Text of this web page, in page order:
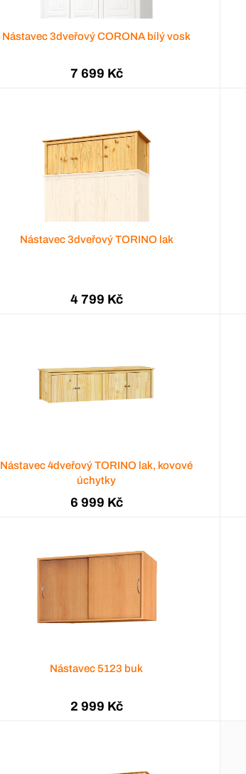
Nástavec 3dveřový CORONA bílý vosk
7 699 Kč
Nástavec 3dveřový TORINO lak
4 799 Kč
Nástavec 4dveřový TORINO lak, kovové
úchytky
6 999 Kč
Nástavec 5123 buk
2 999 Kč